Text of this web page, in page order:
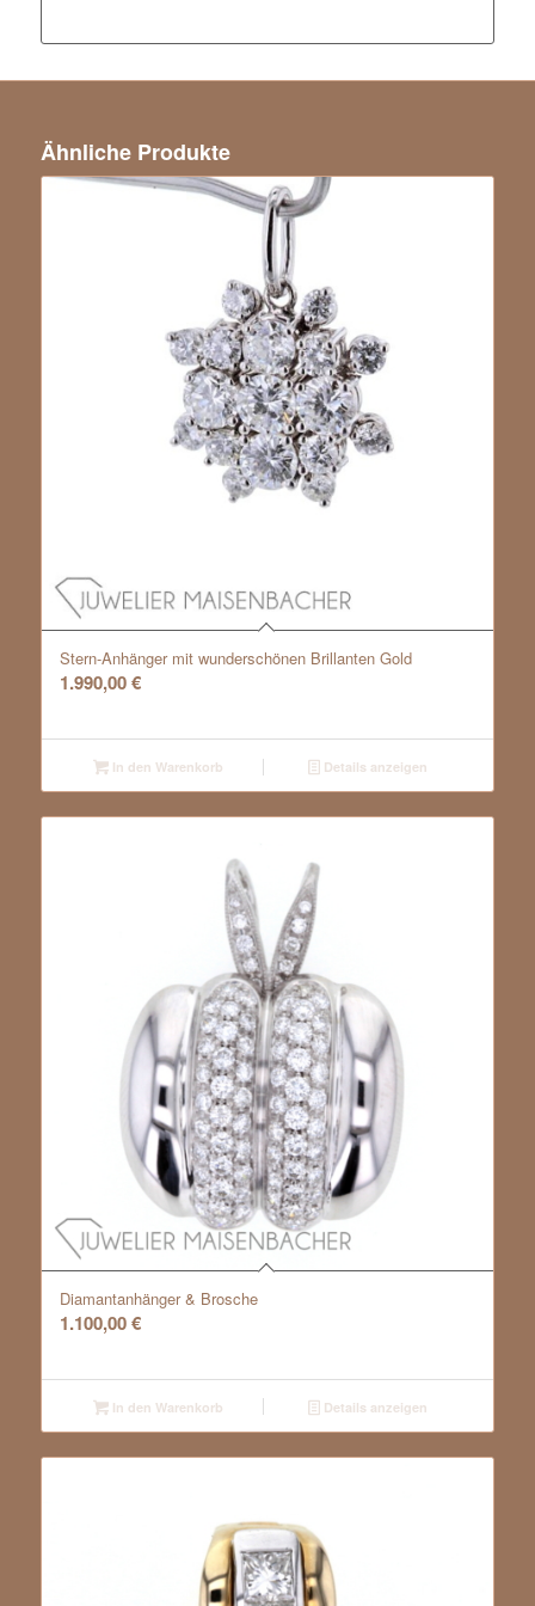
Ähnliche Produkte
Stern-Anhänger mit wunderschönen Brillanten Gold
1.990,00€
In den Warenkorb Details anzeigen
Diamantanhänger & Brosche
1.100,00€
In den Warenkorb Details anzeigen